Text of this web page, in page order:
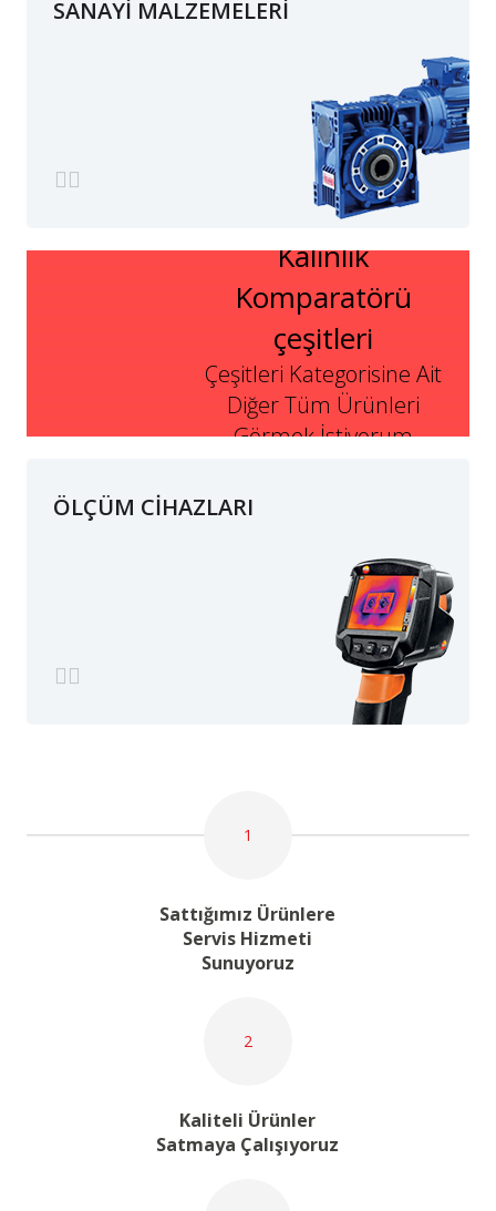
SANAYİ MALZEMELERİ
Kalınlık
Komparatörü
çeşitleri
Çeşitleri Kategorisine Ait
Diğer Tüm Ürünleri
Görmek İstiyorum
ÖLÇÜM CİHAZLARI
1
Sattığımız Ürünlere
Servis Hizmeti
Sunuyoruz
2
Kaliteli Ürünler
Satmaya Çalışıyoruz